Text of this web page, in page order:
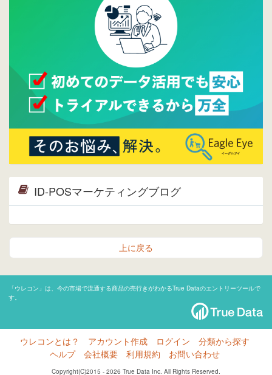
Facebookページを開設しました。詳細は
ら。
ウレコンサイトリリースしました。
ID-POSマーケティングブログ
上に戻る
「ウレコン」は、今の市場で流通する商品の売行きがわかるTrue Dataのエントリーツールで
す。
ウレコンとは？ アカウント作成 ログイン
分類から探す
ヘルプ
会社概要 利用規約 お問い合わせ
Copyright(C)2015 - 2026 True Data Inc. All Rights Reserved.